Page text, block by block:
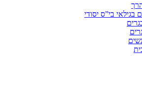
בגילאי בי”ס יסודי